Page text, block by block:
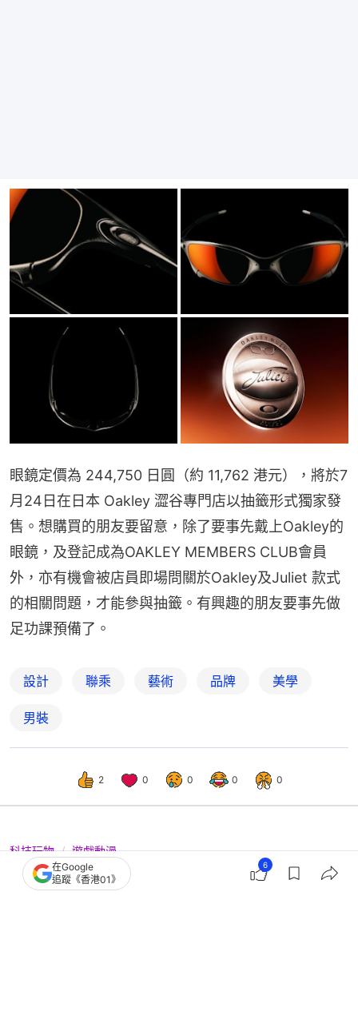
眼鏡定價為 244,750 日圓（約 11,762 港元），將於7
月24日在日本 Oakley 澀谷專門店以抽籤形式獨家發
售。想購買的朋友要留意，除了要事先戴上Oakley的
眼鏡，及登記成為OAKLEY MEMBERS CLUB會員
外，亦有機會被店員即場問關於Oakley及Juliet 款式
的相關問題，才能參與抽籤。有興趣的朋友要事先做
足功課預備了。
設計 聯乘 藝術 品牌 美學
男裝
2 0 0 0 0
科技玩物 遊戲動漫
高達RG XARX-ZERO發表｜清水榮一設
在Google
追蹤《香港01》
6